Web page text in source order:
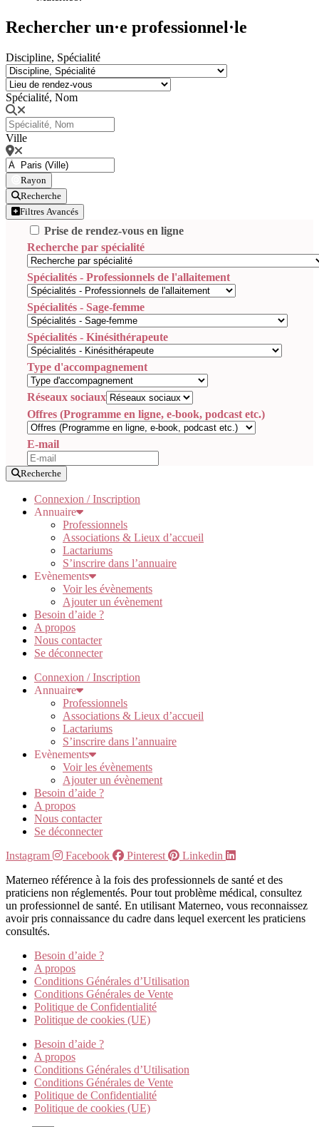
Rechercher un·e professionnel·le
Discipline, Spécialité
Spécialité, Nom
Ville
Rayon
Recherche
Filtres Avancés
Prise de rendez-vous en ligne
Recherche par spécialité
Spécialités - Professionnels de l'allaitement
Spécialités - Sage-femme
Spécialités - Kinésithérapeute
Type d'accompagnement
Réseaux sociaux
Offres (Programme en ligne, e-book, podcast etc.)
E-mail
Recherche
Connexion / Inscription
Annuaire
Professionnels
Associations & Lieux d’accueil
Lactariums
S’inscrire dans l’annuaire
Evènements
Voir les évènements
Ajouter un évènement
Besoin d’aide ?
A propos
Nous contacter
Se déconnecter
Connexion / Inscription
Annuaire
Professionnels
Associations & Lieux d’accueil
Lactariums
S’inscrire dans l’annuaire
Evènements
Voir les évènements
Ajouter un évènement
Besoin d’aide ?
A propos
Nous contacter
Se déconnecter
Instagram
Facebook Pinterest
Linkedin
Materneo référence à la fois des professionnels de santé et des
praticiens non réglementés. Pour tout problème médical, consultez
un professionnel de santé. En utilisant Materneo, vous reconnaissez
avoir pris connaissance du cadre dans lequel exercent les praticiens
consultés.
Besoin d’aide ?
A propos
Conditions Générales d’Utilisation
Conditions Générales de Vente
Politique de Confidentialité
Politique de cookies (UE)
Besoin d’aide ?
A propos
Conditions Générales d’Utilisation
Conditions Générales de Vente
Politique de Confidentialité
Politique de cookies (UE)